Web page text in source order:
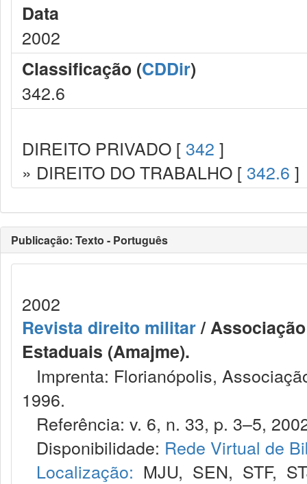
Data
2002
Classificação (CDDir)
342.6
DIREITO PRIVADO [ 342 ]
» DIREITO DO TRABALHO [ 342.6 ]
Publicação: Texto - Português
2002
Revista direito militar/
Estaduais (Amajme).
Imprenta: Florianópolis,
1996.
Referência: v. 6, n. 33, p. 3–5,
Disponibilidade: Rede Virtual de
Localização: MJU, SEN, STF,